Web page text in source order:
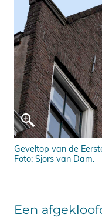
Geveltop van de
Foto: Sjors van Dam.
Een